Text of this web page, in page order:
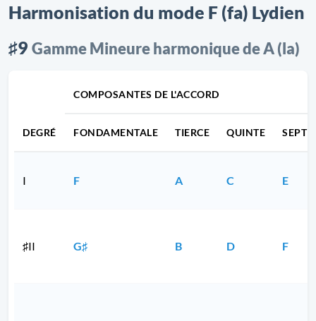
Harmonisation du mode F (fa) Lydien
♯9 Gamme Mineure harmonique de A (la)
DEGRÉ
COMPOSANTES DE L'ACCORD
FONDAMENTALE TIERCE QUINTE
I F A C E
♯II G♯ B D F